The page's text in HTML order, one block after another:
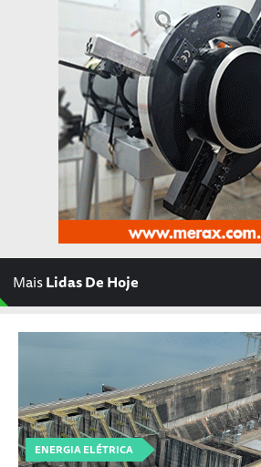
MaisLidas De Hoje
ENERGIA ELÉTRICA